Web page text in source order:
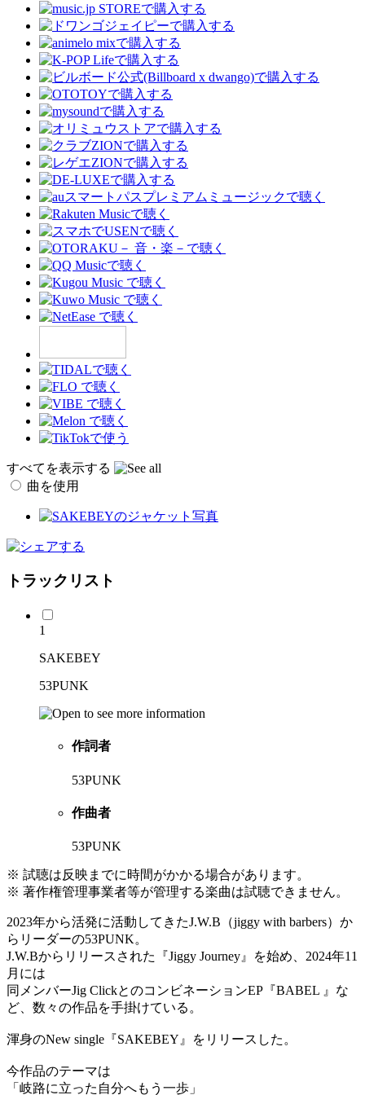
すべてを表示する
曲を使用
トラックリスト
1
SAKEBEY
53PUNK
作詞者
53PUNK
作曲者
53PUNK
※ 試聴は反映までに時間がかかる場合があります。
※ 著作権管理事業者等が管理する楽曲は試聴できません。
2023年から活発に活動してきたJ.W.B（jiggy with barbers）か
らリーダーの53PUNK。
J.W.Bからリリースされた『Jiggy Journey』を始め、2024年11
月には
同メンバーJig ClickとのコンビネーションEP『BABEL 』な
ど、数々の作品を手掛けている。
渾身のNew single『SAKEBEY』をリリースした。
今作品のテーマは
「岐路に立った自分へもう一歩」